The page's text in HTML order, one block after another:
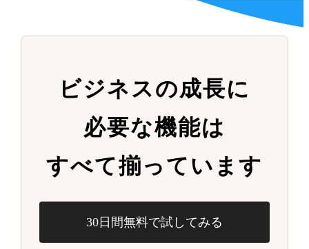
ビジネスの成長に
必要な機能は
すべて揃っています
30日間無料で試してみる